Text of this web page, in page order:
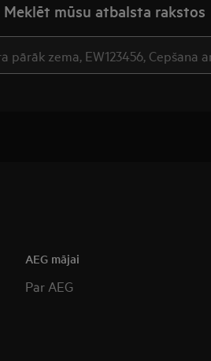
Meklēt mūsu atbalsta rakstos
AEG mājai
Par AEG